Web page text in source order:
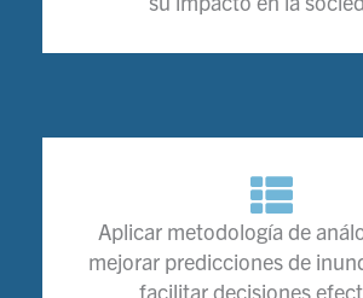
Aplicar metodología de
mejorar predicciones de
facilitar decisiones